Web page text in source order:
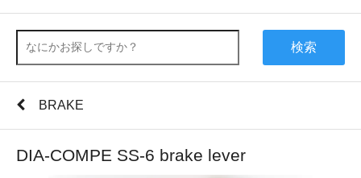
検索
BRAKE
DIA-COMPE SS-6 brake lever